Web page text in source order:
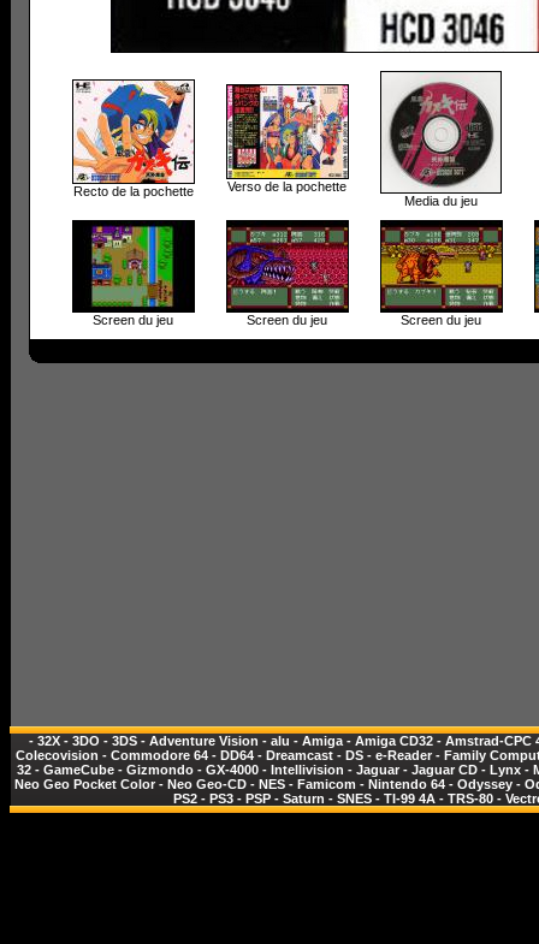
Recto de la pochette
Verso de la pochette
Media du jeu
Screen du jeu Screen du jeu Screen du jeu
- 32X - 3DO - 3DS - Adventure Vision - alu - Amiga - Amiga CD32 - Amstrad-CPC
Colecovision - Commodore 64- DD64- Dreamcast- DS- e-Reader- Family
32 - GameCube - Gizmondo - GX-4000 - Intellivision - Jaguar - Jaguar CD - Lynx -
Neo Geo Pocket Color - Neo Geo-CD - NES - Famicom - Nintendo 64 - Odyssey -
PS2 - PS3 - PSP - Saturn - SNES - TI-99 4A - TRS-80 -